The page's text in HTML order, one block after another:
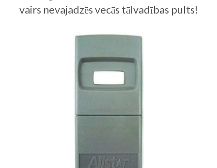
vairs nevajadzēs vecās tālvadības pults!